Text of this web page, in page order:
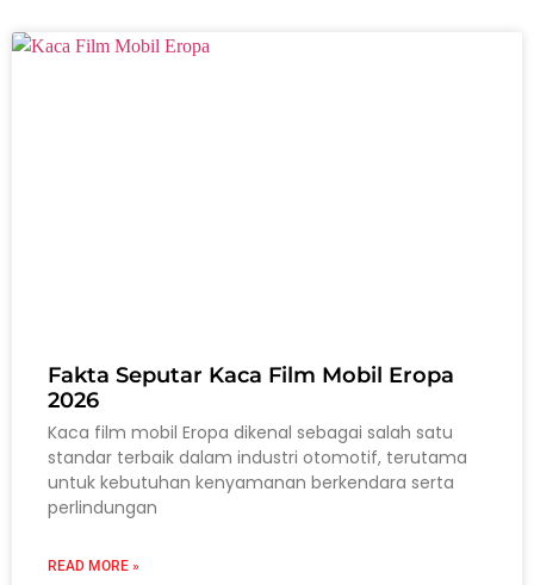
Fakta Seputar Kaca Film Mobil Eropa
2026
Kaca film mobil Eropa dikenal sebagai salah satu
standar terbaik dalam industri otomotif, terutama
untuk kebutuhan kenyamanan berkendara serta
perlindungan
READ MORE »